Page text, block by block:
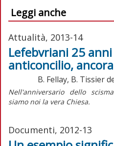
Leggi anche
Attualità, 2013-14
Lefebvriani 25
anticoncilio,
B. Fellay, B. Tissier
Nell'anniversario dello
siamo noi la vera Chiesa.
Documenti, 2012-13